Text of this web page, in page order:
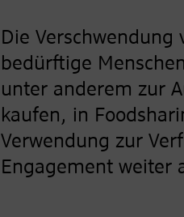
Die
bedürftige
unter anderem zur
kaufen, in
Verwendung zur
Engagement weiter